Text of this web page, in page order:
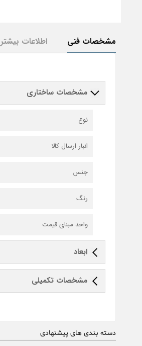
مشخصات فنی اطلاعات بیشتر
مشخصات ساختاری
نوع
انبار ارسال کالا
جنس
رنگ
واحد مبنای قیمت
ابعاد
مشخصات تکمیلی
دسته بندی های پیشنهادی